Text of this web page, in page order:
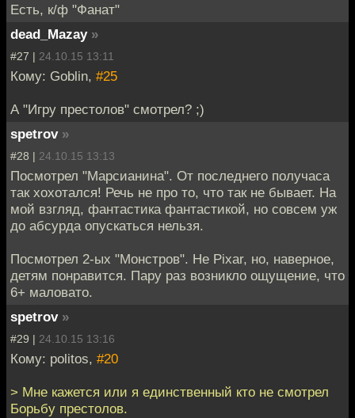
Есть, к/ф "Фанат"
dead_Mazay »
#27 | 24.10.15 13:11
Кому: Goblin, #25
А "Игру престолов" смотрел? ;)
spetrov »
#28 | 24.10.15 13:13
Посмотрел "Марсианина". От последнего получаса
так хохотался! Речь не про то, что так не бывает. На
мой взгляд, фантастика фантастикой, но совсем уж
до абсурда опускаться нельзя.
Посмотрел 2-ых "Монстров". Не Pixar, но, наверное,
детям понравится. Пару раз возникло ощущение, что
6+ маловато.
spetrov »
#29 | 24.10.15 13:16
Кому: politos, #20
> Мне кажется или я единственный кто не смотрел
Борьбу престолов.